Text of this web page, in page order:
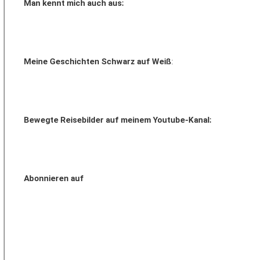
Man kennt mich auch aus:
Meine Geschichten Schwarz auf Weiß:
Bewegte Reisebilder auf meinem Youtube-Kanal:
Abonnieren auf